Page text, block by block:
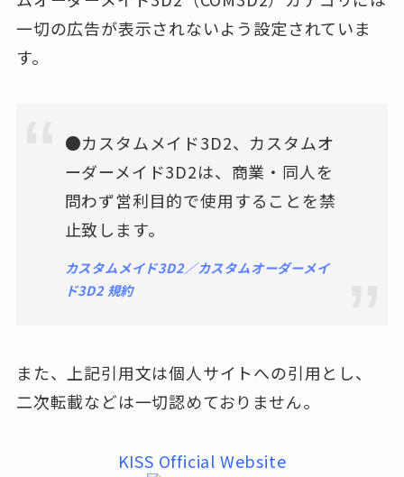
一切の広告が表示されないよう設定されていま
す。
●カスタムメイド3D2、カスタムオ
ーダーメイド3D2は、商業・同人を
問わず営利目的で使用することを禁
止致します。
カスタムメイド3D2／カスタムオーダーメイ
ド3D2 規約
また、上記引用文は個人サイトへの引用とし、
二次転載などは一切認めておりません。
KISS Official Website